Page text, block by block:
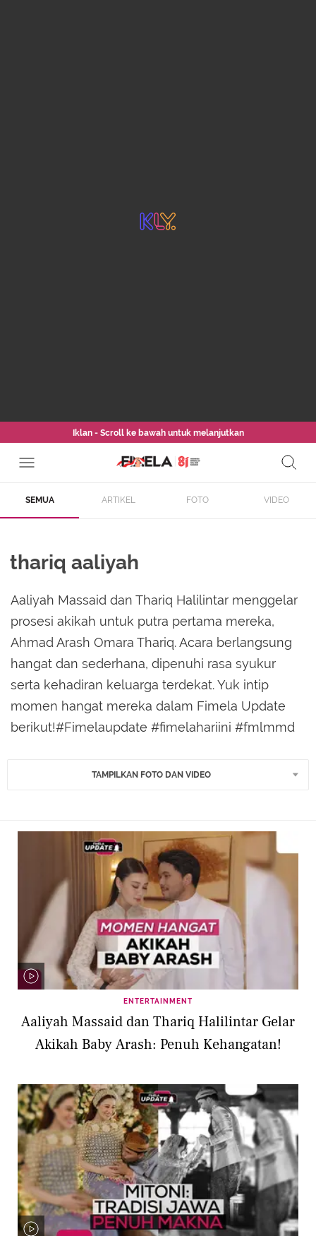
Iklan - Scroll ke bawah untuk melanjutkan
SEMUA ARTIKEL FOTO VIDEO
thariq aaliyah
Aaliyah Massaid dan Thariq Halilintar menggelar
prosesi akikah untuk putra pertama mereka,
Ahmad Arash Omara Thariq. Acara berlangsung
hangat dan sederhana, dipenuhi rasa syukur
serta kehadiran keluarga terdekat. Yuk intip
momen hangat mereka dalam Fimela Update
berikut!#Fimelaupdate #fimelahariini #fmlmmd
TAMPILKAN FOTO DAN VIDEO
ENTERTAINMENT
Aaliyah Massaid dan Thariq Halilintar Gelar
Akikah Baby Arash: Penuh Kehangatan!